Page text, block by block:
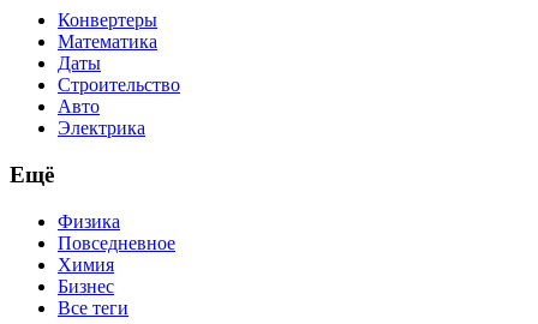
Конвертеры
Математика
Даты
Строительство
Авто
Электрика
Ещё
Физика
Повседневное
Химия
Бизнес
Все теги